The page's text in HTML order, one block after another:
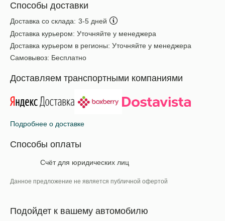
Способы доставки
Доставка со склада: 3-5 дней
Доставка курьером: Уточняйте у менеджера
Доставка курьером в регионы: Уточняйте у менеджера
Самовывоз: Бесплатно
Доставляем транспортными компаниями
Подробнее о доставке
Способы оплаты
Счёт для юридических лиц
Данное предложение не является публичной офертой
Подойдет к вашему автомобилю